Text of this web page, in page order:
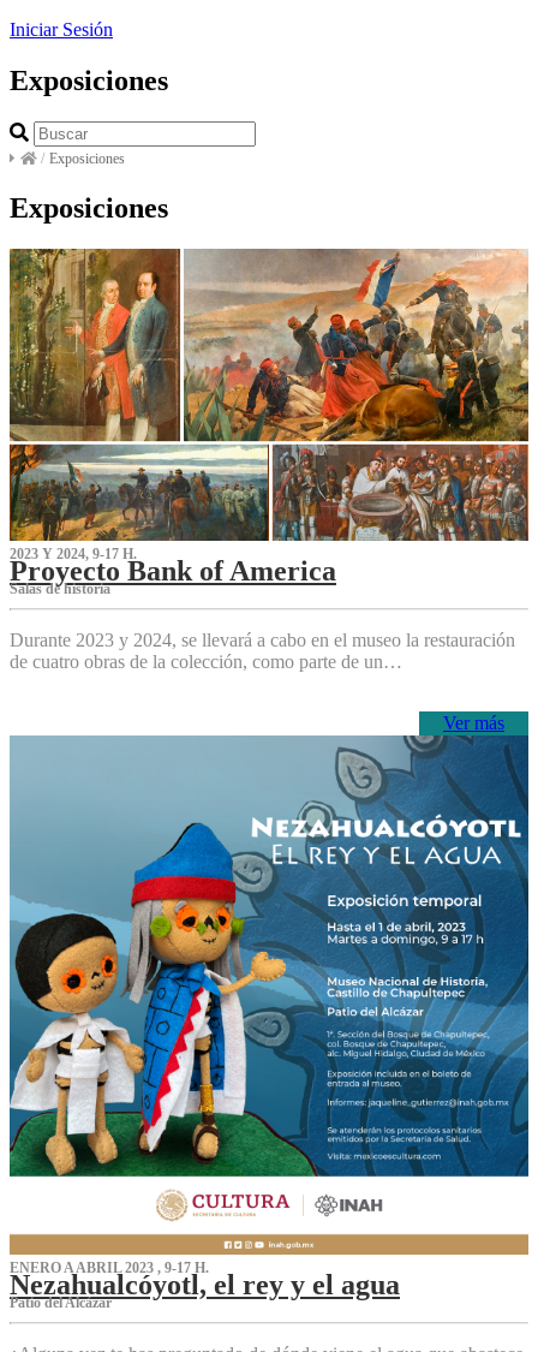
Iniciar Sesión
Exposiciones
/ Exposiciones
Exposiciones
2023 Y 2024, 9-17 H.
Proyecto Bank of America
S‌alas de historia
Durante 2023 y 2024, se llevará a cabo en el museo la restauración
de cuatro obras de la colección, como parte de un…
Ver más
ENERO A ABRIL 2023 , 9-17 H.
Nezahualcóyotl, el rey y el agua
Patio del Alcázar